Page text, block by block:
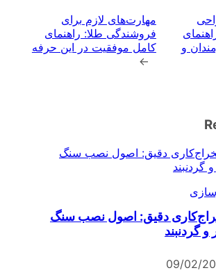
و
مهارت‌های لازم برای
فروشندگی طلا: راهنمای
کامل موفقیت در این حرفه
→
دقیق: اصول نصب سنگ
گردنبند
09/02/